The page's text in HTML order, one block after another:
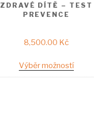
ZDRAVÉ DÍTĚ – TEST
PREVENCE
8,500.00 Kč
Výběr možností